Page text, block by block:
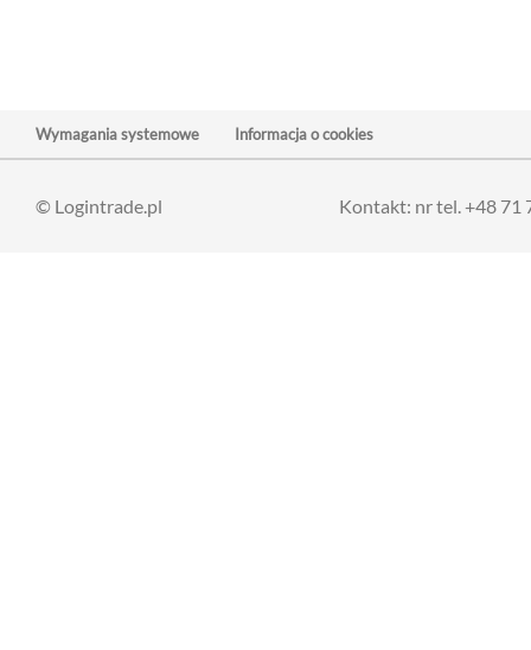
Wymagania systemowe Informacja o cookies
© Logintrade.pl Kontakt: nr tel. +48 71